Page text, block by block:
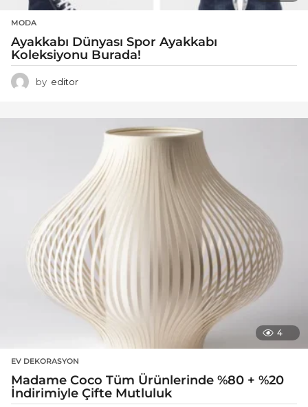
MODA
Ayakkabı Dünyası Spor Ayakkabı
Koleksiyonu Burada!
by editor
4
EV DEKORASYON
Madame Coco Tüm Ürünlerinde %80 + %20
İndirimiyle Çifte Mutluluk